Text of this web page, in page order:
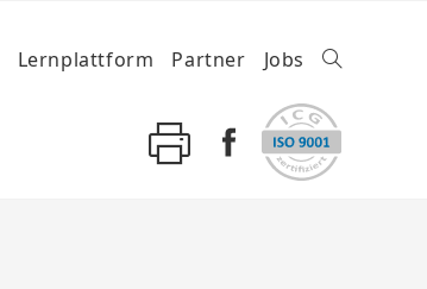
Lernplattform Partner Jobs